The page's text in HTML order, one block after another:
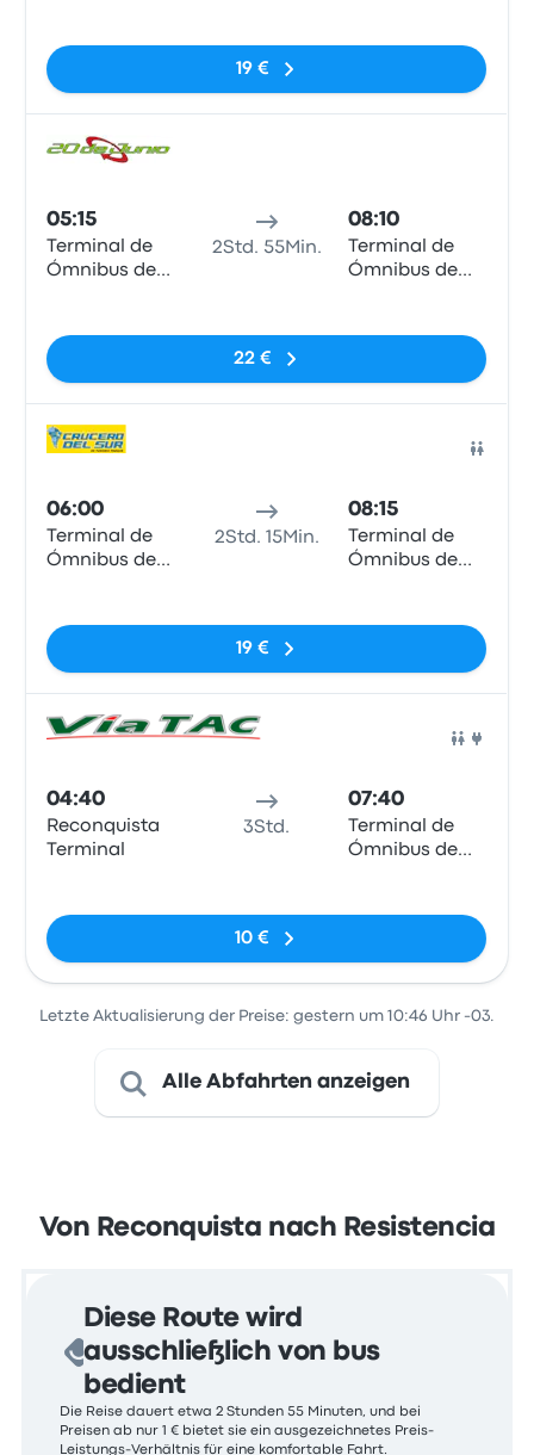
19 €
05:15
Terminal de
Ómnibus de
2Std. 55Min.
08:10
Terminal de
Ómnibus de
22 €
06:00
Terminal de
Ómnibus de
2Std. 15Min.
08:15
Terminal de
Ómnibus de
19 €
04:40
Reconquista
Terminal
3Std.
07:40
Terminal de
Ómnibus de
10 €
Letzte Aktualisierung der Preise: gestern um 10:46 Uhr -03.
Alle Abfahrten anzeigen
Von Reconquista nach Resistencia
Diese Route wird
ausschließlich von bus
bedient
Die Reise dauert etwa 2 Stunden 55 Minuten, und bei
Preisen ab nur 1 € bietet sie ein ausgezeichnetes Preis-
Leistungs-Verhältnis für eine komfortable Fahrt.